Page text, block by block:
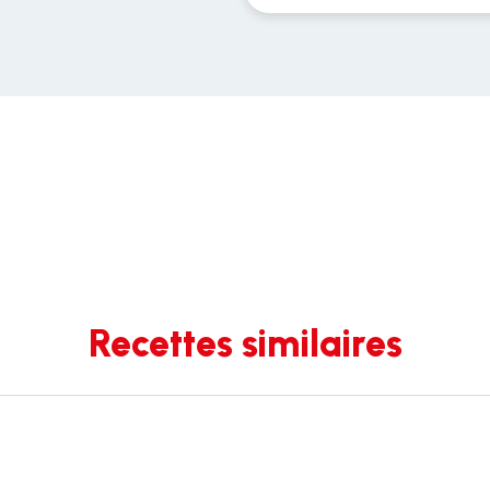
Recettes similaires